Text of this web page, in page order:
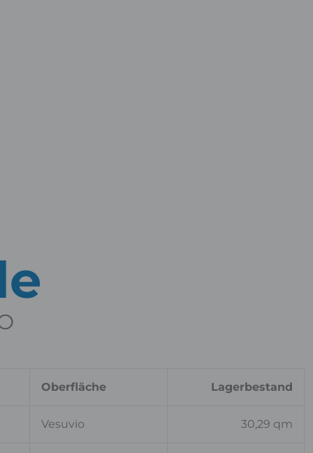
Oberfläche Lagerbestand
Vesuvio 30,29 qm